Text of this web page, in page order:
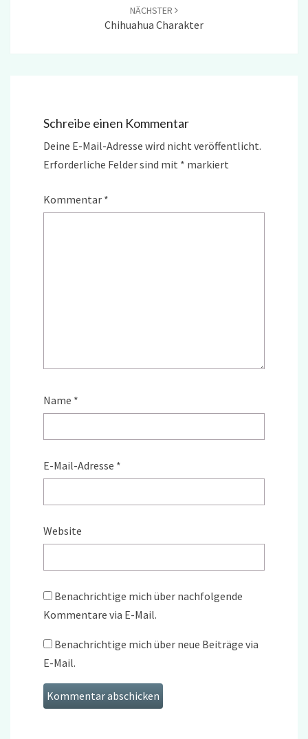
NÄCHSTER
Chihuahua Charakter
Schreibe einen Kommentar
Deine E-Mail-Adresse wird nicht veröffentlicht.
Erforderliche Felder sind mit * markiert
Kommentar *
Name *
E-Mail-Adresse *
Website
Benachrichtige mich über nachfolgende
Kommentare via E-Mail.
Benachrichtige mich über neue Beiträge via
E-Mail.